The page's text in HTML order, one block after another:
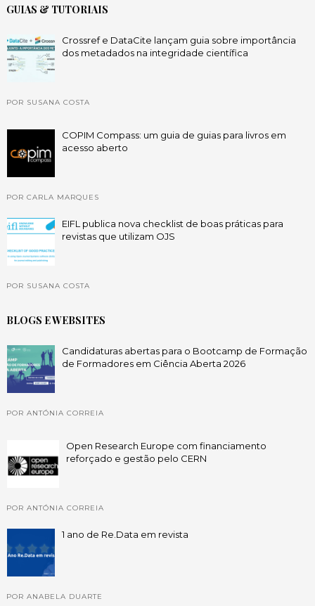
GUIAS & TUTORIAIS
Crossref e DataCite lançam guia sobre importância
dos metadados na integridade científica
POR SUSANA COSTA
COPIM Compass: um guia de guias para livros em
acesso aberto
POR CARLA MARQUES
EIFL publica nova checklist de boas práticas para
revistas que utilizam OJS
POR SUSANA COSTA
BLOGS E WEBSITES
Candidaturas abertas para o Bootcamp de Formação
de Formadores em Ciência Aberta 2026
POR ANTÓNIA CORREIA
Open Research Europe com financiamento
reforçado e gestão pelo CERN
POR ANTÓNIA CORREIA
1 ano de Re.Data em revista
POR ANABELA DUARTE